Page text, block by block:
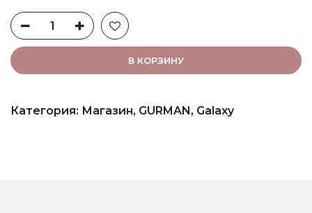
В КОРЗИНУ
Категория: Магазин, GURMAN, Galaxy